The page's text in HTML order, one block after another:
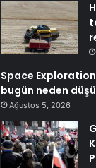
Space
bugün neden
Ağustos 5, 2026